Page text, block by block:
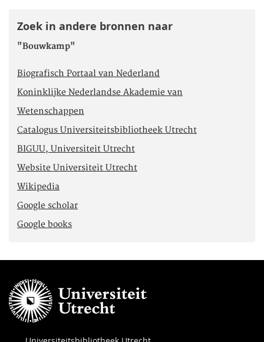
Zoek in andere bronnen naar
"Bouwkamp"
Biografisch Portaal van Nederland
Koninklijke Nederlandse Akademie van
Wetenschappen
Catalogus Universiteitsbibliotheek Utrecht
BIGUU, Universiteit Utrecht
Website Universiteit Utrecht
Wikipedia
Google scholar
Google books